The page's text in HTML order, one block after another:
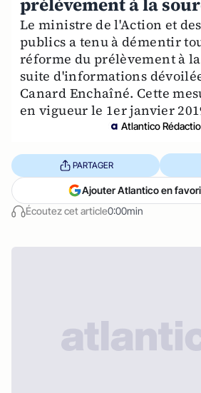
Le ministre de l'Action et
publics a tenu à démentir
réforme du prélèvement à
suite d'informations
Canard Enchaîné. Cette
en vigueur le 1er janvier
Atlantico
Écoutez cet article0:00min
PARTAGER
Ajouter Atlantico en